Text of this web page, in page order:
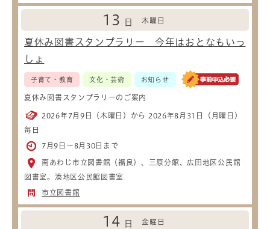
13 日 木曜日
夏休み図書スタンプラリー 今年はおとなもいっ
しょ
子育て・教育 文化・芸術 お知らせ
夏休み図書スタンプラリーのご案内
2026年7月9日（木曜日）から 2026年8月31日（月曜日）
毎日
7月9日～8月30日まで
南あわじ市立図書館（福良）、三原分館、広田地区公民館
図書室。湊地区公民館図書室
市立図書館
14 日 金曜日